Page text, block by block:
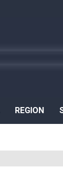
REGION